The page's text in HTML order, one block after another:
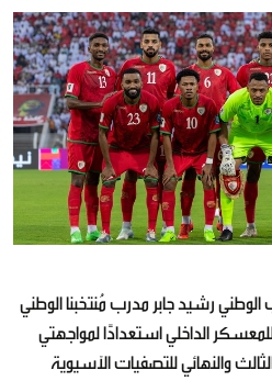
الوطني رشيد جابر مدرب مُنتخبنا الوطني
الداخلي استعدادًا لمواجهتي
الثالث والنهائي للتصفيات الآسيوية‬⁩